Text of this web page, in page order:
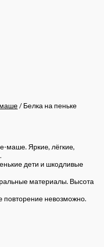
/ Белка на пеньке
маше. Яркие, лёгкие,
дети и шкодливые
материалы. Высота
повторение невозможно.